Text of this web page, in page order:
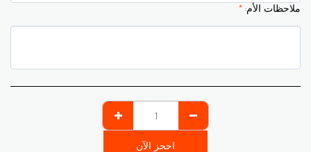
ملاحظات الأم: *
احجز الآن